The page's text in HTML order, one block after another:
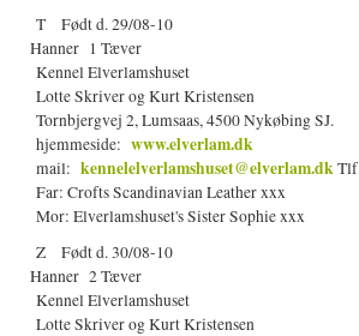
T Født d. 29/08-10
Hanner 1 Tæver
Kennel Elverlamshuset
Lotte Skriver og Kurt Kristensen
Tornbjergvej 2, Lumsaas, 4500 Nykøbing SJ.
hjemmeside: www.elverlam.dk
mail: kennelelverlamshuset@elverlam.dk
Far: Crofts Scandinavian Leather xxx
Mor: Elverlamshuset's Sister Sophie xxx
Z Født d. 30/08-10
Hanner 2 Tæver
Kennel Elverlamshuset
Lotte Skriver og Kurt Kristensen